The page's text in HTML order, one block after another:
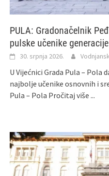
PULA: Gradonačelnik
pulske učenike generacije
30. srpnja 2026.
U Vijećnici Grada Pula – Pola
najbolje učenike osnovnih i
Pula – Pola Pročitaj više ...